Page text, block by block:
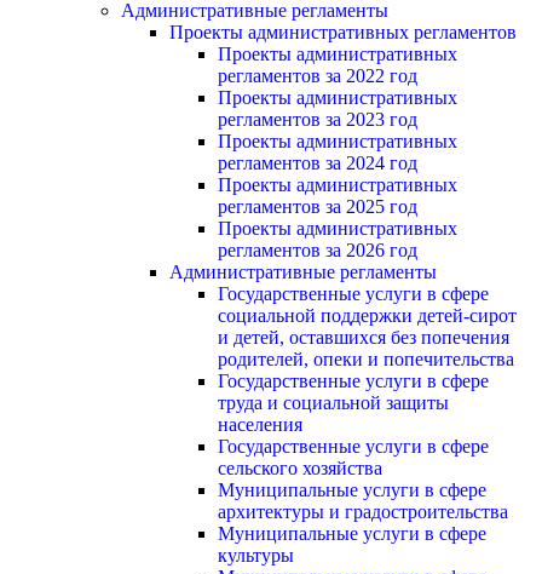
Административные регламенты
Проекты административных регламентов
Проекты административных
регламентов за 2022 год
Проекты административных
регламентов за 2023 год
Проекты административных
регламентов за 2024 год
Проекты административных
регламентов за 2025 год
Проекты административных
регламентов за 2026 год
Административные регламенты
Государственные услуги в сфере
социальной поддержки детей-сирот
и детей, оставшихся без попечения
родителей, опеки и попечительства
Государственные услуги в сфере
труда и социальной защиты
населения
Государственные услуги в сфере
сельского хозяйства
Муниципальные услуги в сфере
архитектуры и градостроительства
Муниципальные услуги в сфере
культуры